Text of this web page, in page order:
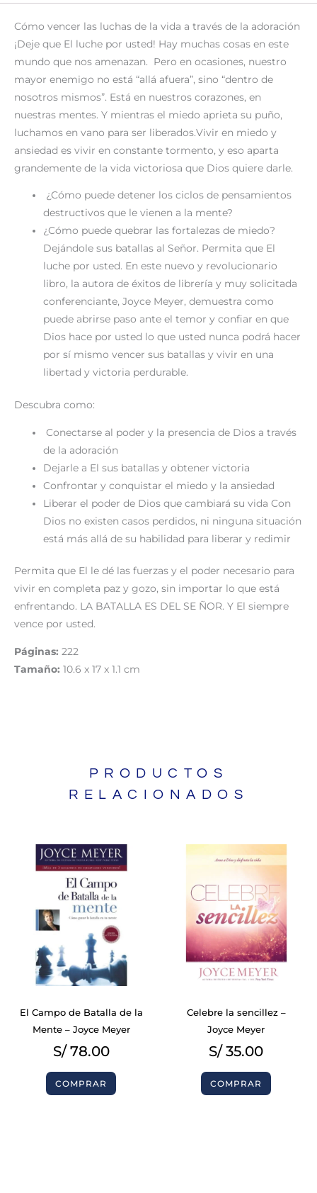
Cómo vencer las luchas de la vida a través de la adoración
¡Deje que El luche por usted! Hay muchas cosas en este
mundo que nos amenazan. Pero en ocasiones, nuestro
mayor enemigo no está “allá afuera”, sino “dentro de
nosotros mismos”. Está en nuestros corazones, en
nuestras mentes. Y mientras el miedo aprieta su puño,
luchamos en vano para ser liberados.Vivir en miedo y
ansiedad es vivir en constante tormento, y eso aparta
grandemente de la vida victoriosa que Dios quiere darle.
¿Cómo puede detener los ciclos de pensamientos
destructivos que le vienen a la mente?
¿Cómo puede quebrar las fortalezas de miedo?
Dejándole sus batallas al Señor. Permita que El
luche por usted. En este nuevo y revolucionario
libro, la autora de éxitos de librería y muy solicitada
conferenciante, Joyce Meyer, demuestra como
puede abrirse paso ante el temor y confiar en que
Dios hace por usted lo que usted nunca podrá hacer
por sí mismo vencer sus batallas y vivir en una
libertad y victoria perdurable.
Descubra como:
Conectarse al poder y la presencia de Dios a través
de la adoración
Dejarle a El sus batallas y obtener victoria
Confrontar y conquistar el miedo y la ansiedad
Liberar el poder de Dios que cambiará su vida Con
Dios no existen casos perdidos, ni ninguna situación
está más allá de su habilidad para liberar y redimir
Permita que El le dé las fuerzas y el poder necesario para
vivir en completa paz y gozo, sin importar lo que está
enfrentando. LA BATALLA ES DEL SE ÑOR. Y El siempre
vence por usted.
Páginas: 222
Tamaño: 10.6 x 17 x 1.1 cm
PRODUCTOS
RELACIONADOS
El Campo de Batalla de la
Mente – Joyce Meyer
S/78.00
COMPRAR
Celebre la sencillez –
Joyce Meyer
S/35.00
COMPRAR